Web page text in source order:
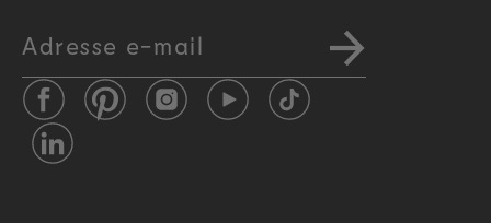
Adresse e-mail
FacebookPinterestInstagramYouTube
TikTok
LinkedIn